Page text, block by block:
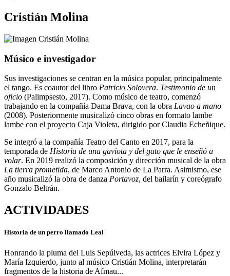
Cristián Molina
Músico e investigador
Sus investigaciones se centran en la música popular, principalmente
el tango. Es coautor del libro Patricio Solovera. Testimonio de un
oficio (Palimpsesto, 2017). Como músico de teatro, comenzó
trabajando en la compañía Dama Brava, con la obra Lavao a mano
(2008). Posteriormente musicalizó cinco obras en formato lambe
lambe con el proyecto Caja Violeta, dirigido por Claudia Echeñique.
Se integró a la compañía Teatro del Canto en 2017, para la
temporada de Historia de una gaviota y del gato que le enseñó a
volar. En 2019 realizó la composición y dirección musical de la obra
La tierra prometida, de Marco Antonio de La Parra. Asimismo, ese
año musicalizó la obra de danza Portavoz, del bailarín y coreógrafo
Gonzalo Beltrán.
ACTIVIDADES
Historia de un perro llamado Leal
Honrando la pluma del Luis Sepúlveda, las actrices Elvira López y
María Izquierdo, junto al músico Cristián Molina, interpretarán
fragmentos de la historia de Afmau...